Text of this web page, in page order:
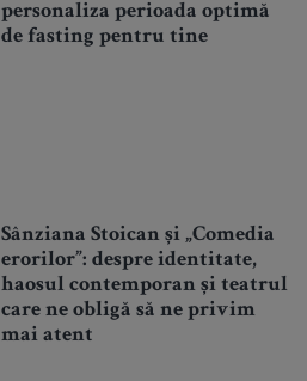
personaliza perioada optimă
de fasting pentru tine
Sânziana Stoican și „Comedia
erorilor”: despre identitate,
haosul contemporan și teatrul
care ne obligă să ne privim
mai atent